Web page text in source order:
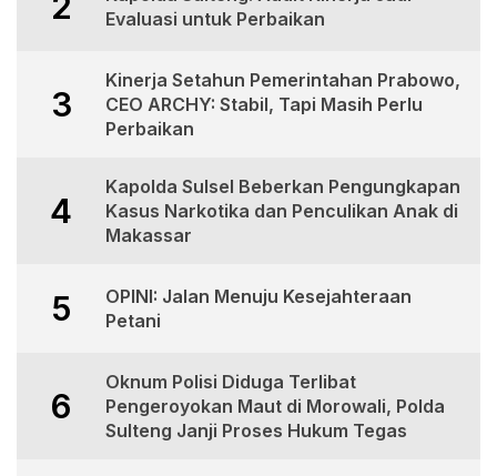
Evaluasi untuk Perbaikan
3
Kinerja Setahun Pemerintahan Prabowo,
CEO ARCHY: Stabil, Tapi Masih Perlu
Perbaikan
4
Kapolda Sulsel Beberkan Pengungkapan
Kasus Narkotika dan Penculikan Anak di
Makassar
5
OPINI: Jalan Menuju Kesejahteraan
Petani
6
Oknum Polisi Diduga Terlibat
Pengeroyokan Maut di Morowali, Polda
Sulteng Janji Proses Hukum Tegas